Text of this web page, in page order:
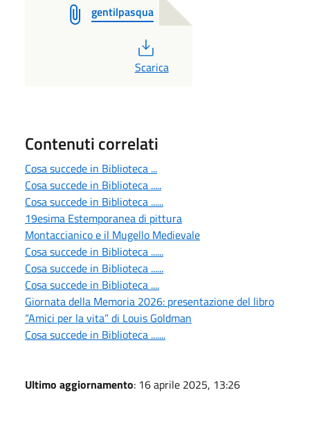
gentilpasqua
PDF
Scarica
Contenuti correlati
Cosa succede in Biblioteca ...
Cosa succede in Biblioteca .....
Cosa succede in Biblioteca ......
19esima Estemporanea di pittura
Montaccianico e il Mugello Medievale
Cosa succede in Biblioteca ......
Cosa succede in Biblioteca ......
Cosa succede in Biblioteca ....
Giornata della Memoria 2026: presentazione del libro
“Amici per la vita” di Louis Goldman
Cosa succede in Biblioteca .......
Ultimo aggiornamento: 16 aprile 2025, 13:26